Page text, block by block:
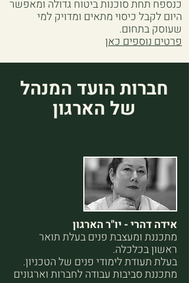
כנספח תחת סוכנות ביטוח גדולה ומאפשר
היום לקבל כיסוי מתאים ומדויק למי
שעוסק בתחום.
פרטים נוספים כאן
חברות הועד המנהל
של הארגון
אידה דהרי - יו"ר הארגון
מתכננת ומעצבת פניםבעלת תואר
ראשון בכלכלה.
בעלת תעודת לימודי פנים של הטכניון.
מתכננת סביבות עבודה לחברות וארגונים